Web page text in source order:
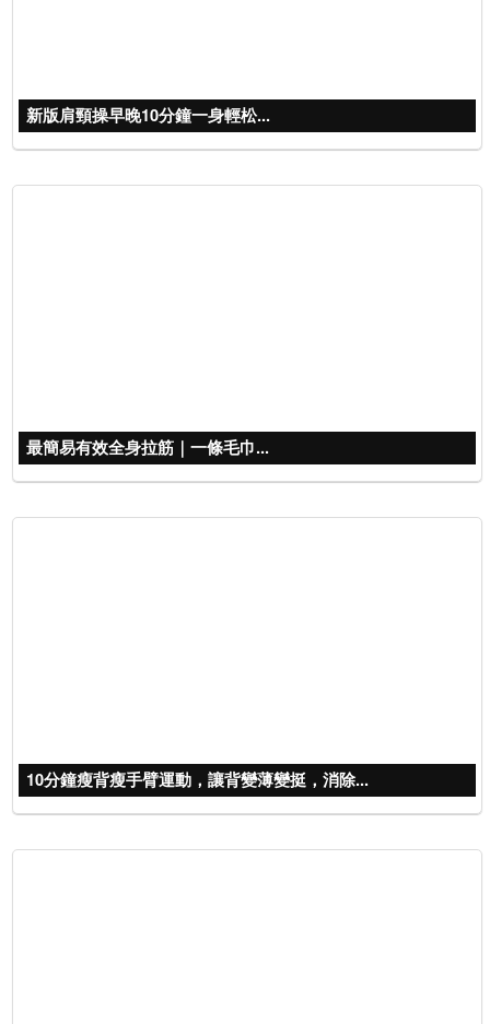
新版肩頸操早晚10分鐘一身輕松...
最簡易有效全身拉筋｜一條毛巾...
10分鐘瘦背瘦手臂運動，讓背變薄變挺，消除...